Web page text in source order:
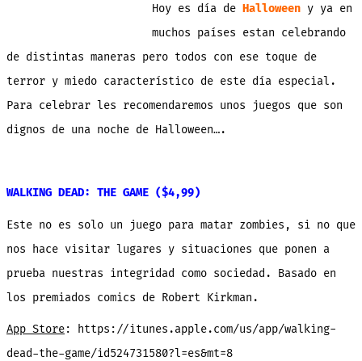
del
Hoy es día de Halloween y ya en
muchos países estan celebrando
de distintas maneras pero todos con ese toque de
terror y miedo característico de este día especial.
Para celebrar les recomendaremos unos juegos que son
dignos de una noche de Halloween….
WALKING DEAD: THE GAME ($4,99)
Este no es solo un juego para matar zombies, si no que
nos hace visitar lugares y situaciones que ponen a
prueba nuestras integridad como sociedad. Basado en
los premiados comics de Robert Kirkman.
App Store: https://itunes.apple.com/us/app/walking-
dead-the-game/id524731580?l=es&mt=8